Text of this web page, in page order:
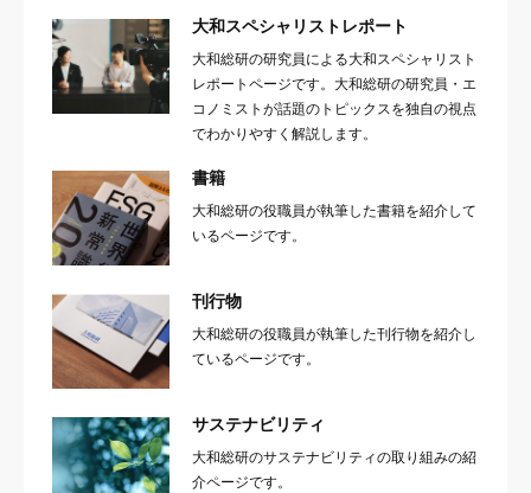
大和スペシャリストレポート
大和総研の研究員による大和スペシャリスト
レポートページです。大和総研の研究員・エ
コノミストが話題のトピックスを独自の視点
でわかりやすく解説します。
書籍
大和総研の役職員が執筆した書籍を紹介して
いるページです。
刊行物
大和総研の役職員が執筆した刊行物を紹介し
ているページです。
サステナビリティ
大和総研のサステナビリティの取り組みの紹
介ページです。